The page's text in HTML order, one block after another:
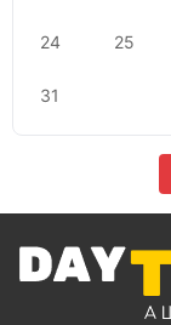
24 25
31